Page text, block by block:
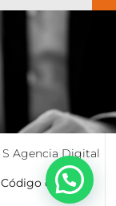
S Agencia Digital
Código de Ética